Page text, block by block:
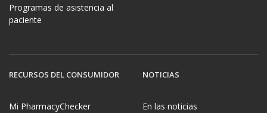
Programas de asistencia al
paciente
RECURSOS DEL CONSUMIDOR
Mi PharmacyChecker
NOTICIAS
En las noticias